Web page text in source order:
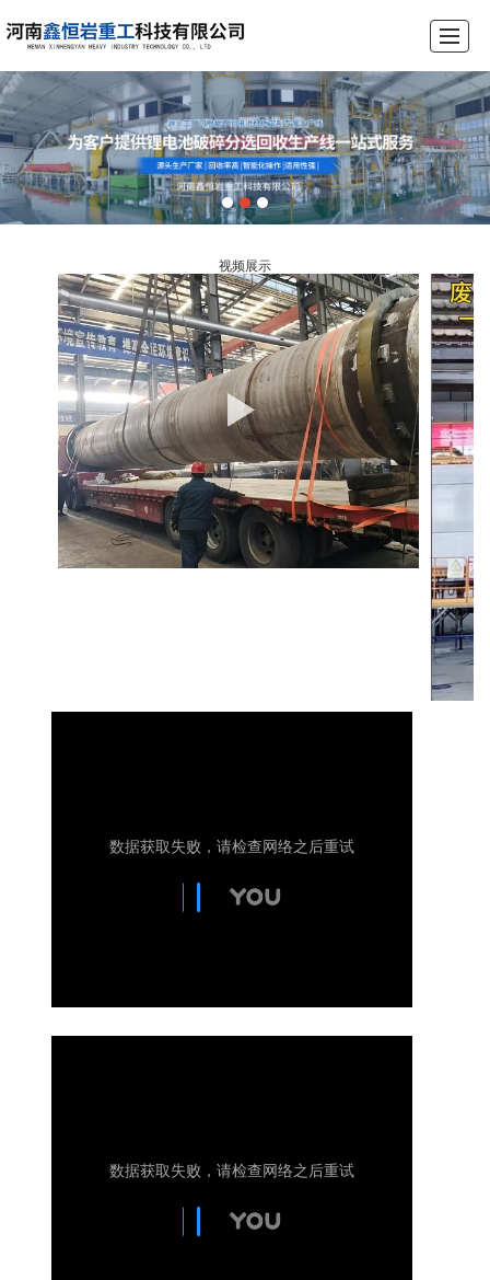
首页 公司介绍 产品展示 锂电池破碎设备生产线 工程案例 荣誉资质 新闻动态 联系我们
视频展示